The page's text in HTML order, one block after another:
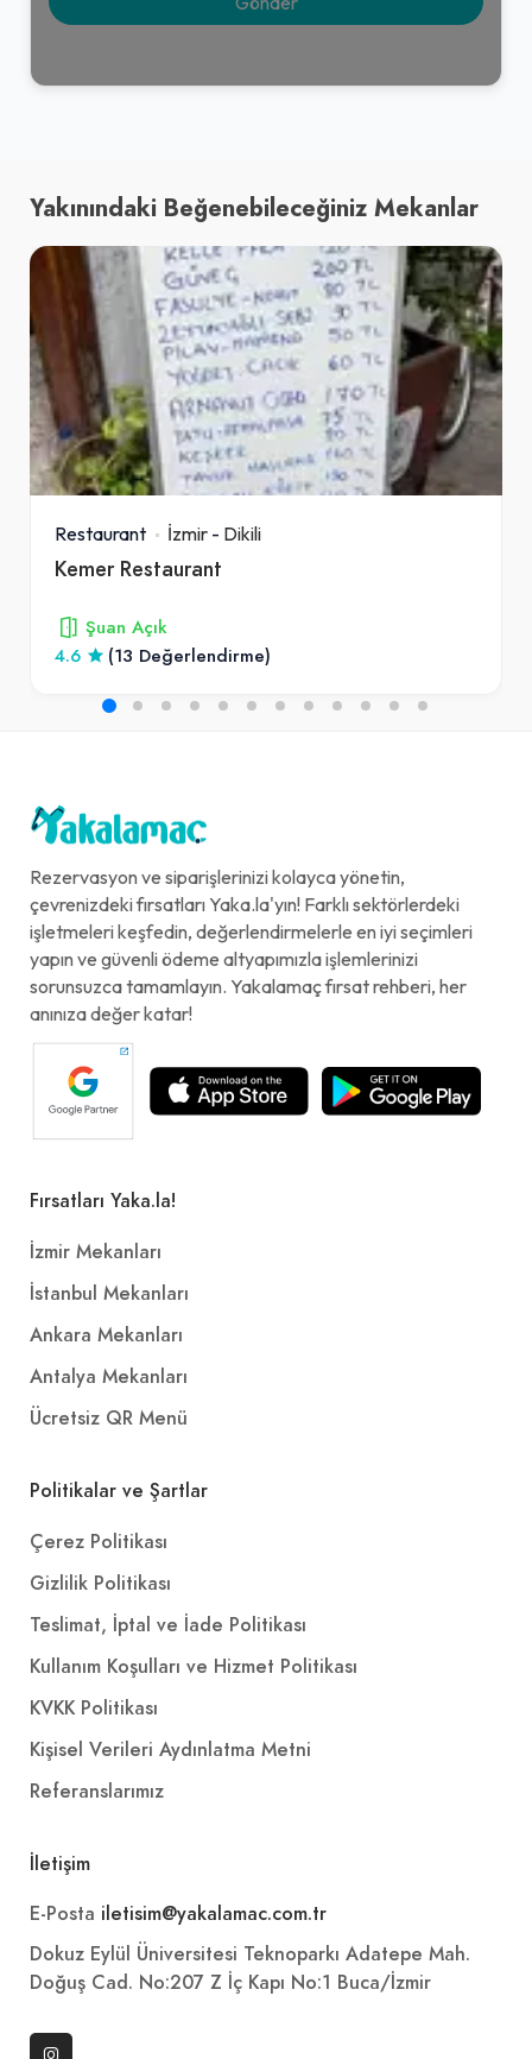
Yakınındaki Beğenebileceğiniz Mekanlar
Restaurant İzmir - Dikili
Kemer Restaurant
Şuan Açık
4.6
(13 Değerlendirme)
Rezervasyon ve siparişlerinizi kolayca yönetin,
çevrenizdeki fırsatları Yaka.la'yın! Farklı sektörlerdeki
işletmeleri keşfedin, değerlendirmelerle en iyi seçimleri
yapın ve güvenli ödeme altyapımızla işlemlerinizi
sorunsuzca tamamlayın. Yakalamaç fırsat rehberi, her
anınıza değer katar!
Fırsatları Yaka.la!
İzmir Mekanları
İstanbul Mekanları
Ankara Mekanları
Antalya Mekanları
Ücretsiz QR Menü
Politikalar ve Şartlar
Çerez Politikası
Gizlilik Politikası
Teslimat, İptal ve İade Politikası
Kullanım Koşulları ve Hizmet Politikası
KVKK Politikası
Kişisel Verileri Aydınlatma Metni
Referanslarımız
İletişim
E-Posta iletisim@yakalamac.com.tr
Dokuz Eylül Üniversitesi Teknoparkı Adatepe Mah.
Doğuş Cad. No:207 Z İç Kapı No:1 Buca/İzmir